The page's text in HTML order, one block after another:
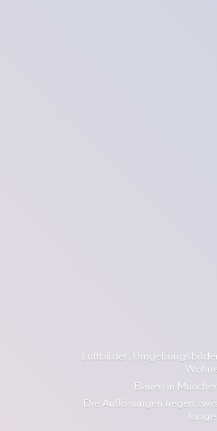
Luftbilder,
Bauen in
Die Auflösungen liegen
lange